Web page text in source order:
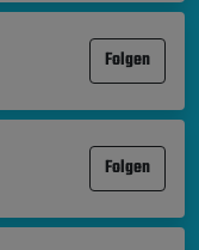
Folgen
Folgen